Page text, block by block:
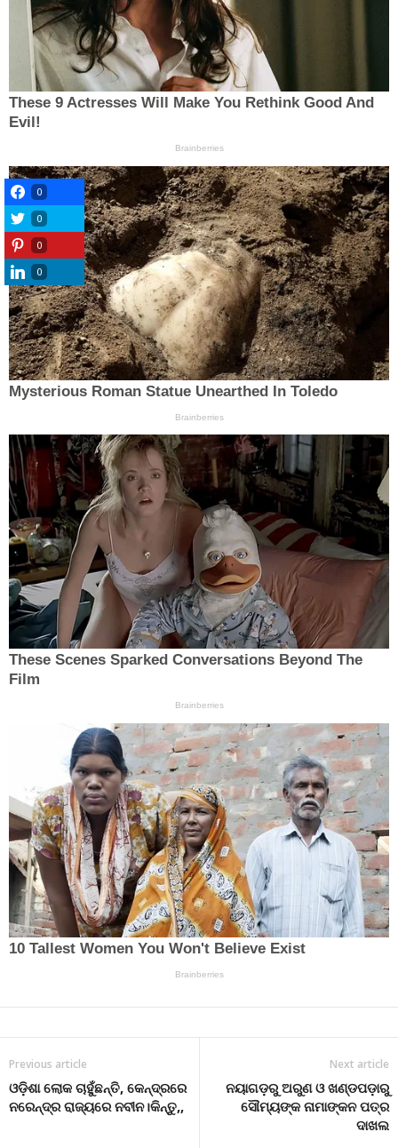
Previous article
ଓଡ଼ିଶା ଲୋକ ଚାହୁଁଛନ୍ତି, କେନ୍ଦ୍ରରେ
ନରେନ୍ଦ୍ର ରାଜ୍ୟରେ ନବୀନ।କିନ୍ତୁ,,
Next article
ନୟାଗଡ଼ରୁ ଅରୁଣ ଓ ଖଣ୍ଡପଡ଼ାରୁ
ସୌମ୍ୟଙ୍କ ନାମାଙ୍କନ ପତ୍ର
ଦାଖଲ
0
0
0
0